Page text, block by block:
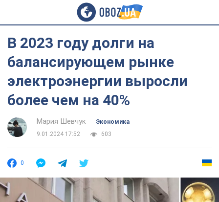
В 2023 году долги на
балансирующем рынке
электроэнергии выросли
более чем на 40%
Мария Шевчук
Экономика
9.01.2024 17:52
603
0